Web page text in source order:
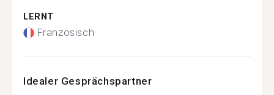
LERNT
Französisch
Idealer Gesprächspartner